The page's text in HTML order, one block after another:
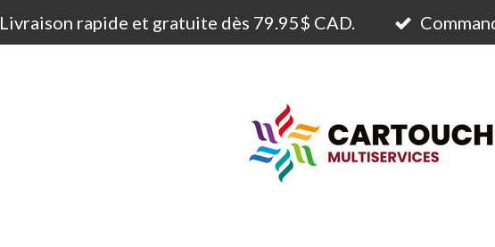
Livraison rapide et gratuite dès 79.95$ CAD.